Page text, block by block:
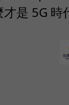
是 5G 時